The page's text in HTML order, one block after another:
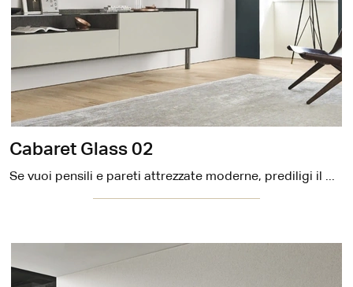
Cabaret Glass 02
Se vuoi pensili e pareti attrezzate moderne, prediligi il modello Cabaret Glass 02 di Sangiacomo: clicca e scopri di più!